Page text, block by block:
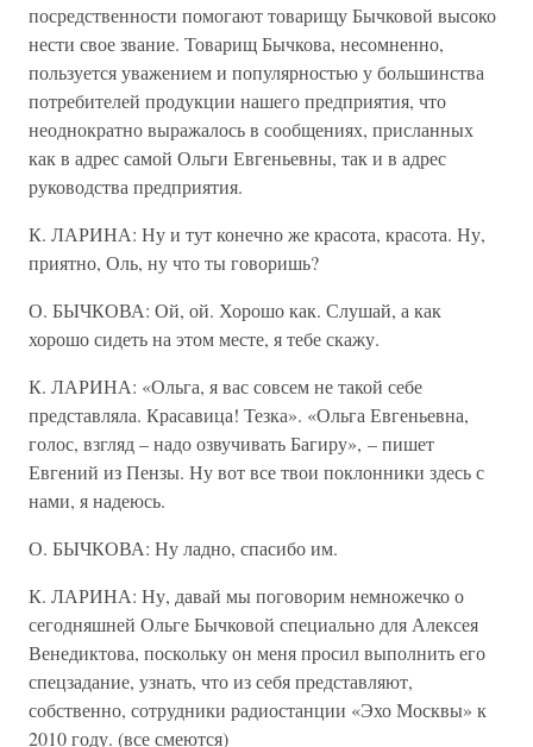
посредственности помогают товарищу Бычковой высоко
нести свое звание. Товарищ Бычкова, несомненно,
пользуется уважением и популярностью у большинства
потребителей продукции нашего предприятия, что
неоднократно выражалось в сообщениях, присланных
как в адрес самой Ольги Евгеньевны, так и в адрес
руководства предприятия.
К. ЛАРИНА: Ну и тут конечно же красота, красота. Ну,
приятно, Оль, ну что ты говоришь?
О. БЫЧКОВА: Ой, ой. Хорошо как. Слушай, а как
хорошо сидеть на этом месте, я тебе скажу.
К. ЛАРИНА: «Ольга, я вас совсем не такой себе
представляла. Красавица! Тезка». «Ольга Евгеньевна,
голос, взгляд – надо озвучивать Багиру», – пишет
Евгений из Пензы. Ну вот все твои поклонники здесь с
нами, я надеюсь.
О. БЫЧКОВА: Ну ладно, спасибо им.
К. ЛАРИНА: Ну, давай мы поговорим немножечко о
сегодняшней Ольге Бычковой специально для Алексея
Венедиктова, поскольку он меня просил выполнить его
спецзадание, узнать, что из себя представляют,
собственно, сотрудники радиостанции «Эхо Москвы» к
2010 году. (все смеются)